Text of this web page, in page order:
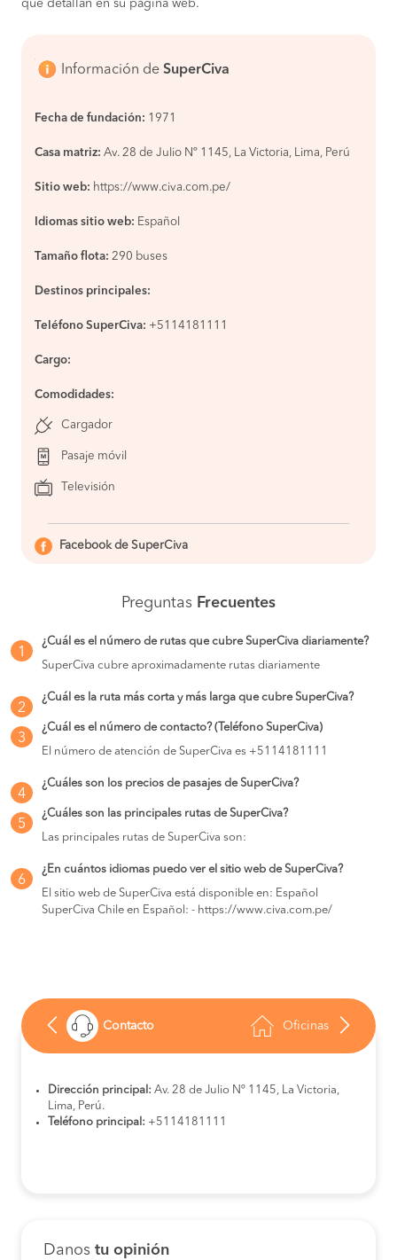
que detallan en su página web.
Información de SuperCiva
Fecha de fundación: 1971
Casa matriz: Av. 28 de Julio Nº 1145, La Victoria, Lima, Perú
Sitio web: https://www.civa.com.pe/
Idiomas sitio web: Español
Tamaño flota: 290 buses
Destinos principales:
Teléfono SuperCiva: +5114181111
Cargo:
Comodidades:
Cargador
Pasaje móvil
Televisión
Facebook de SuperCiva
Preguntas Frecuentes
1
¿Cuál es el número de rutas que cubre SuperCiva diariamente?
SuperCiva cubre aproximadamente rutas diariamente
2
¿Cuál es la ruta más corta y más larga que cubre SuperCiva?
3
¿Cuál es el número de contacto? (Teléfono SuperCiva)
El número de atención de SuperCiva es +5114181111
4
¿Cuáles son los precios de pasajes de SuperCiva?
5
¿Cuáles son las principales rutas de SuperCiva?
Las principales rutas de SuperCiva son:
6
¿En cuántos idiomas puedo ver el sitio web de SuperCiva?
El sitio web de SuperCiva está disponible en: Español
SuperCiva Chile en Español: - https://www.civa.com.pe/
Contacto Oficinas
Dirección principal: Av. 28 de Julio Nº 1145, La Victoria,
Lima, Perú.
Teléfono principal: +5114181111
Danos tu opinión